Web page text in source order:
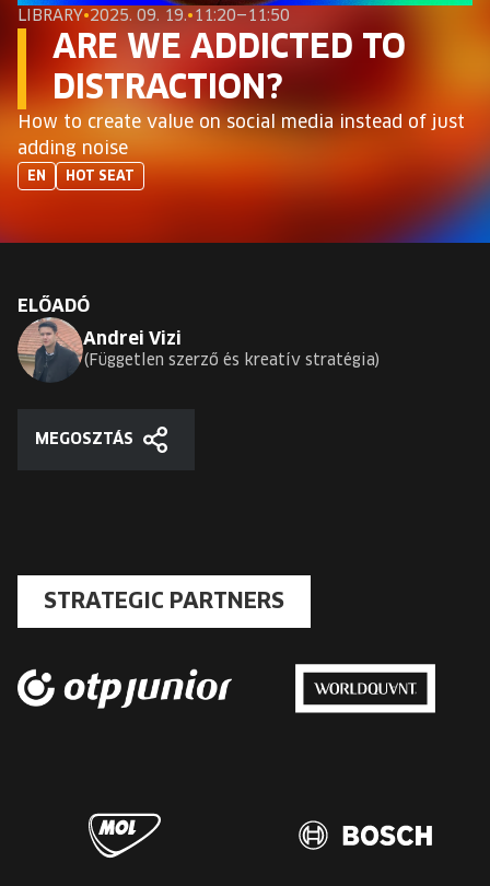
EURÓPA JÖVŐFESZTIVÁLJA
ELŐADÓK
INGYENES DIÁK- ÉS TANÁRREGISZTRÁCIÓ
JEGYEK
KOSÁR
language:
LIBRARY•2025. 09. 19.• 11:20—11:50
ARE WE ADDICTED TO
DISTRACTION?
How to create value on social media instead of just
adding noise
EN HOT SEAT
ELŐADÓ
Andrei Vizi
Független szerző és kreatív stratégia
MEGOSZTÁS
STRATEGIC PARTNERS